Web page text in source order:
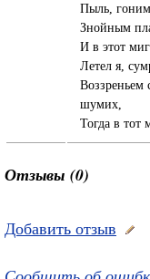
Пыль,
Знойным
И в этот
Летел я,
Воззреньем
шумих,
Тогда в тот
Отзывы (0)
Добавить отзыв